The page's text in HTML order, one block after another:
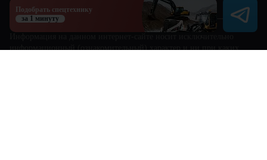
информационный (ознакомительный) характер и ни при каких
Подобрать спецтехнику
за 1 минуту